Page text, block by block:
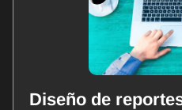
Diseño de